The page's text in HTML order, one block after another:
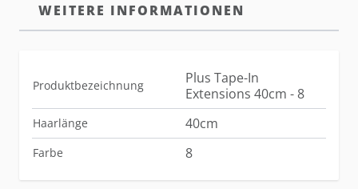
WEITERE INFORMATIONEN
Produktbezeichnung
Plus Tape-In
Extensions 40cm - 8
Haarlänge 40cm
Farbe 8